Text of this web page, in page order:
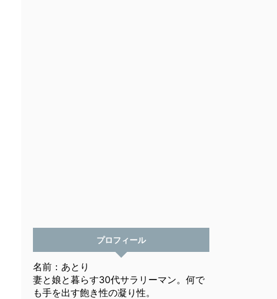
プロフィール
名前：あとり
妻と娘と暮らす30代サラリーマン。何で
も手を出す飽き性の凝り性。